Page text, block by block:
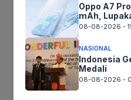
Oppo A7
mAh,
08-08-2026 -
NASIONAL
Indonesia
Medali
08-08-2026 -